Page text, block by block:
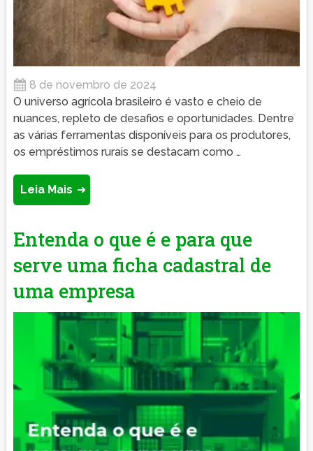
8 de novembro de 2024
O universo agrícola brasileiro é vasto e cheio de
nuances, repleto de desafios e oportunidades. Dentre
as várias ferramentas disponíveis para os produtores,
os empréstimos rurais se destacam como …
Leia Mais
Entenda o que é e para que
serve uma ficha cadastral de
uma empresa